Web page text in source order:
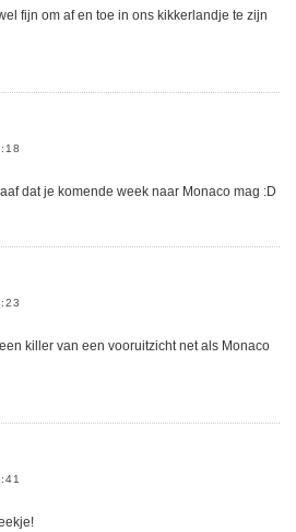
fijn om af en toe in ons kikkerlandje te zijn
dat je komende week naar Monaco mag :D
killer van een vooruitzicht net als Monaco